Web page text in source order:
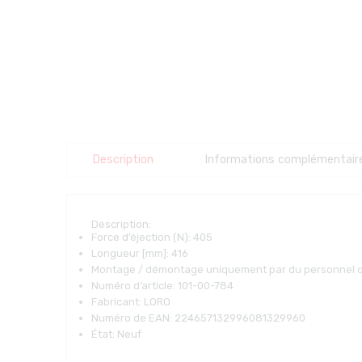
Description Informations
Description:
Force d’éjection (N): 405
Longueur [mm]: 416
Montage / démontage uniquement par du personnel
Numéro d’article: 101-00-784
Fabricant: LORO
Numéro de EAN: 224657132996081329960
État: Neuf